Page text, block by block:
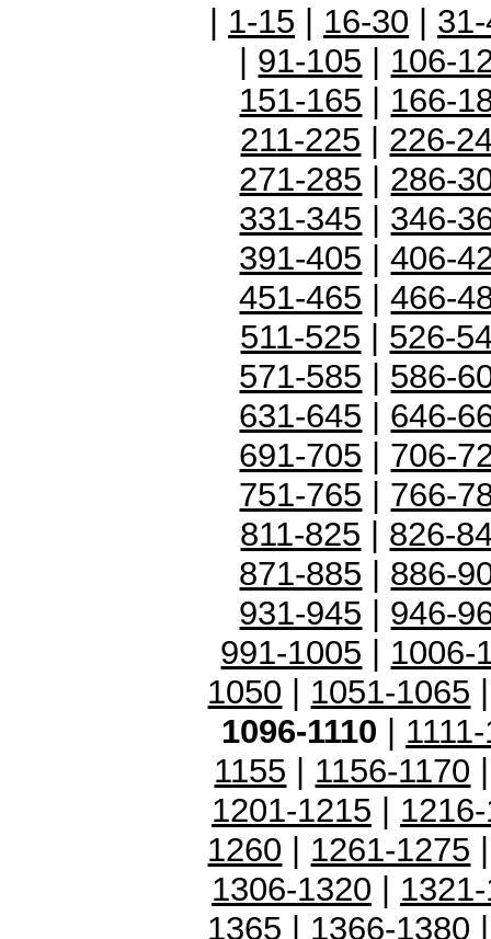
| 1-15 | 16-30 |
| 91-105 | 106-
151-165 | 166-
211-225 | 226-
271-285 | 286-
331-345 | 346-
391-405 |406-
451-465 |466-
511-525 | 526-
571-585 | 586-
631-645 | 646-
691-705 | 706-
751-765 | 766-
811-825 | 826-
871-885 | 886-
931-945 | 946-
991-1005 | 1006-
1050 | 1051-1065
1096-1110 |
1155 | 1156-1170
1201-1215 |
1260 | 1261-1275
1306-1320 |
1365 | 1366-1380